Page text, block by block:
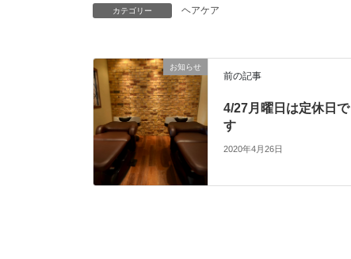
カテゴリー ヘアケア
お知らせ
前の記事
4/27月曜日は定休日で
す
2020年4月26日